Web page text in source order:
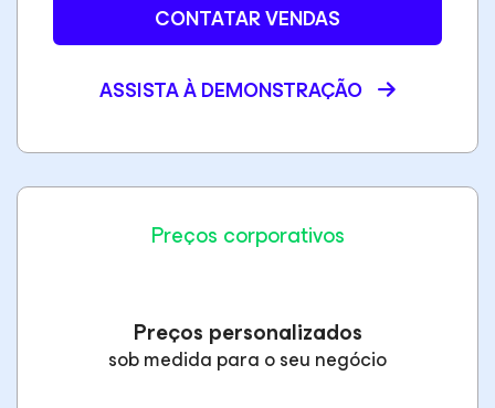
CONTATAR VENDAS
ASSISTA À DEMONSTRAÇÃO
Preços corporativos
Preços personalizados
sob medida para o seu negócio